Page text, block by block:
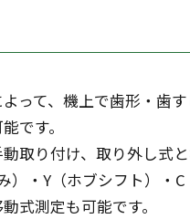
って、機上で歯形・歯
です。
取り付け、取り外し式
）・Y（ホブシフト）・
式測定も可能です。